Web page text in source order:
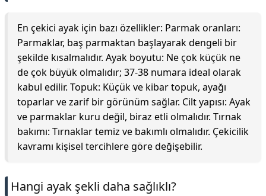
En çekici ayak için bazı özellikler: Parmak oranları:
Parmaklar, baş parmaktan başlayarak dengeli bir
şekilde kısalmalıdır. Ayak boyutu: Ne çok küçük ne
de çok büyük olmalıdır; 37-38 numara ideal olarak
kabul edilir. Topuk: Küçük ve kibar topuk, ayağı
toparlar ve zarif bir görünüm sağlar. Cilt yapısı: Ayak
ve parmaklar kuru değil, biraz etli olmalıdır. Tırnak
bakımı: Tırnaklar temiz ve bakımlı olmalıdır. Çekicilik
kavramı kişisel tercihlere göre değişebilir.
Hangi ayak şekli daha sağlıklı?